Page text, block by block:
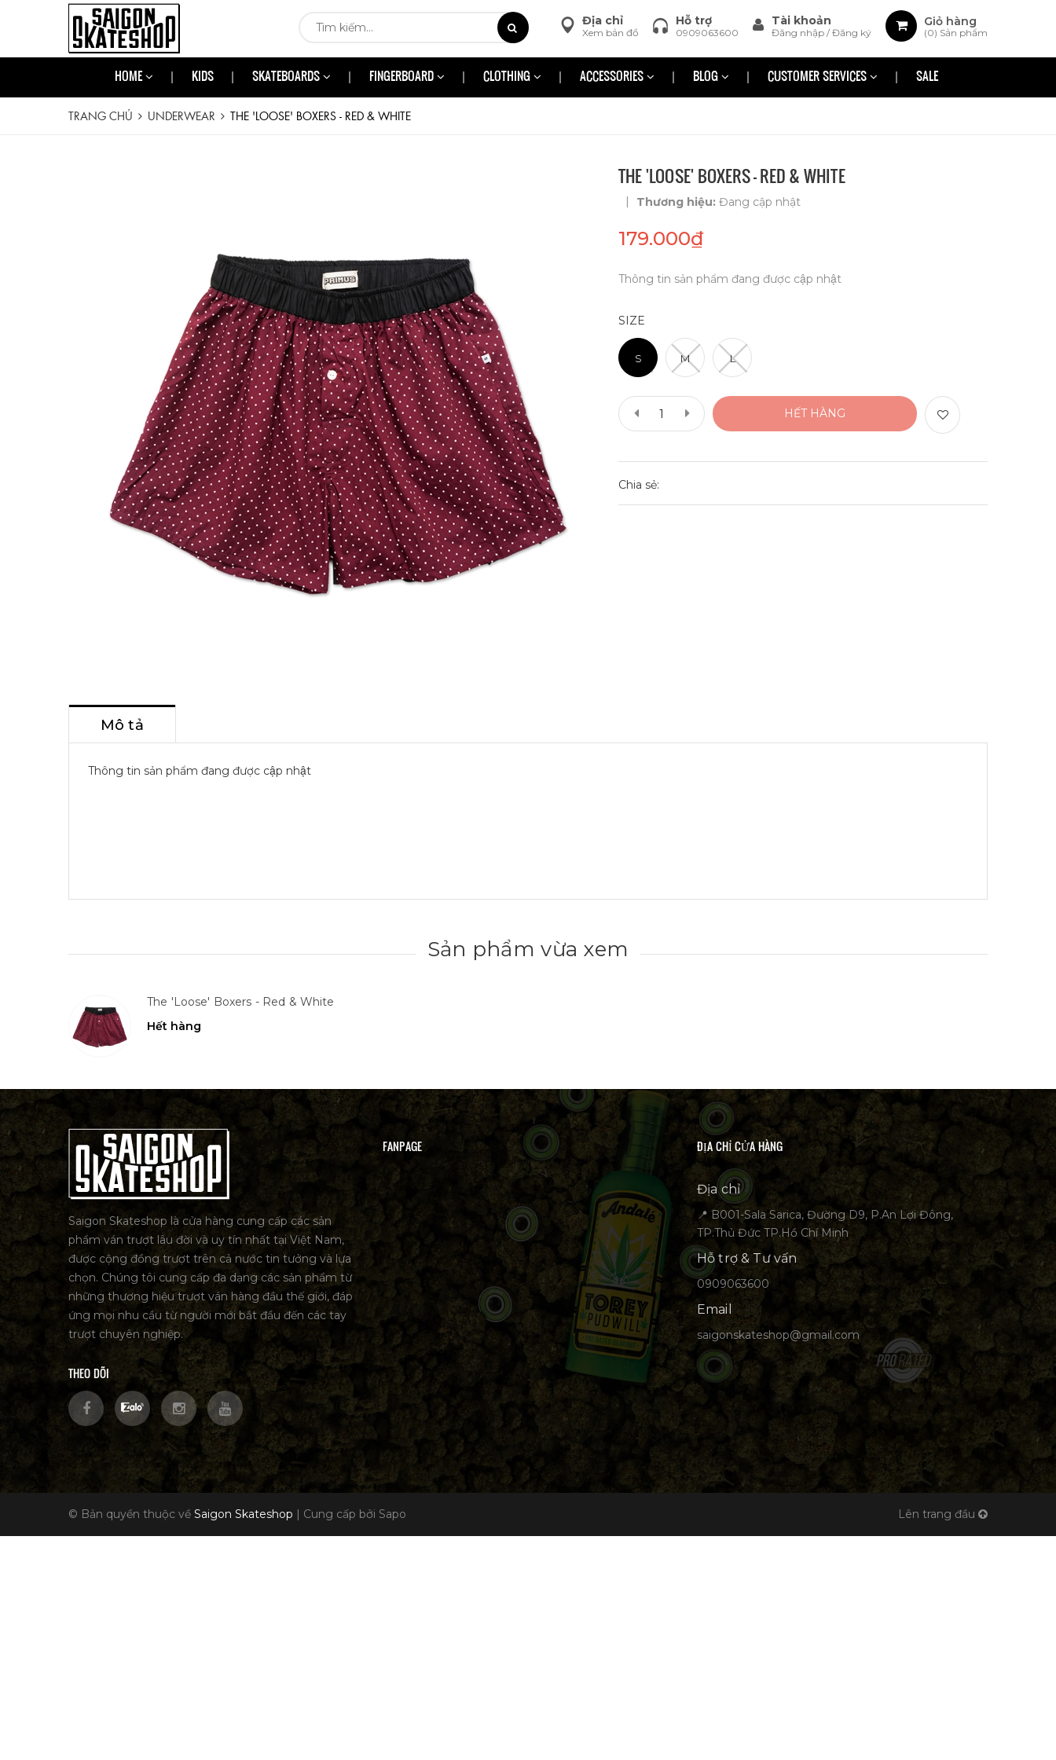
Giỏ hàng
(0) Sản phẩm
Tài khoản
Đăng nhập /Đăng ký
Hỗ trợ
0909063600
Địa chỉ
Xem bản đồ
HOME KIDS SKATEBOARDS FINGERBOARD CLOTHING ACCESSORIES BLOG CUSTOMER SERVICES SALE
TRANG CHỦ UNDERWEAR THE 'LOOSE' BOXERS - RED & WHITE
THE 'LOOSE' BOXERS - RED & WHITE
| Thương hiệu: Đang cập nhật
179.000₫
Thông tin sản phẩm đang được cập nhật
SIZE
S M L
HẾT HÀNG
Chia sẻ:
Mô tả
Thông tin sản phẩm đang được cập nhật
Sản phẩm vừa xem
The 'Loose' Boxers - Red & White
Hết hàng
Saigon Skateshop là cửa hàng cung cấp các sản
phẩm ván trượt lâu đời và uy tín nhất tại Việt Nam,
được cộng đồng trượt trên cả nước tin tưởng và lựa
chọn. Chúng tôi cung cấp đa dạng các sản phẩm từ
những thương hiệu trượt ván hàng đầu thế giới, đáp
ứng mọi nhu cầu từ người mới bắt đầu đến các tay
trượt chuyên nghiệp.
THEO DÕI
FANPAGE ĐỊA CHỈ CỬA HÀNG
Địa chỉ
📍 B001-Sala Sarica, Đường D9, P.An Lợi Đông,
TP.Thủ Đức TP.Hồ Chí Minh
Hỗ trợ & Tư vấn
0909063600
Email
saigonskateshop@gmail.com
© Bản quyền thuộc về Saigon Skateshop | Cung cấp bởi Sapo Lên trang đầu